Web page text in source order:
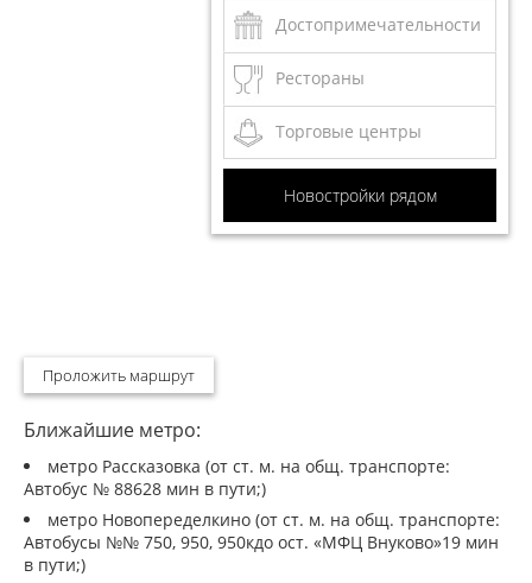
Достопримечательности
Рестораны
Торговые центры
Новостройки рядом
Проложить маршрут
Ближайшие метро:
метро Рассказовка (от ст. м. на общ. транспорте:
Автобус № 88628 мин в пути;)
метро Новопеределкино (от ст. м. на общ. транспорте:
Автобусы №№ 750, 950, 950кдо ост. «МФЦ Внуково»19 мин
в пути;)